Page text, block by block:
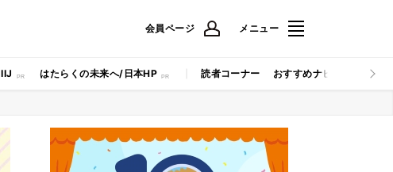
会員ページ メニュー
IIJ はたらくの未来へ/日本HP 読者コーナー おすすめナビ マイナビ